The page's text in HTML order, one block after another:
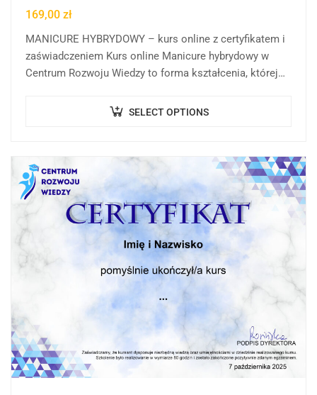
169,00 zł
MANICURE HYBRYDOWY – kurs online z certyfikatem i
zaświadczeniem Kurs online Manicure hybrydowy w
Centrum Rozwoju Wiedzy to forma kształcenia, której
aktualnych regulacji… SELECT OPTIONS